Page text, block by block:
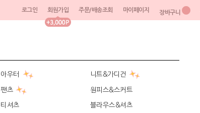
로그인 회원가입 주문/배송조회 마이페이지 장바구니
아우터 니트&가디건
팬츠 원피스&스커트
티셔츠 블라우스&셔츠